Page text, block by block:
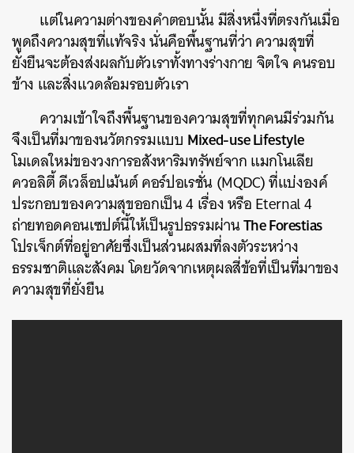
แต่ในความต่างของคำตอบนั้น มีสิ่งหนึ่งที่ตรงกันเมื่อ
พูดถึงความสุขที่แท้จริง นั่นคือพื้นฐานที่ว่า ความสุขที่
ยั่งยืนจะต้องส่งผลกับตัวเราทั้งทางร่างกาย จิตใจ คนรอบ
ข้าง และสิ่งแวดล้อมรอบตัวเรา
ความเข้าใจถึงพื้นฐานของความสุขที่ทุกคนมีร่วมกัน
จึงเป็นที่มาของนวัตกรรมแบบ Mixed-use Lifestyle
โมเดลใหม่ของวงการอสังหาริมทรัพย์จาก แมกโนเลีย
ควอลิตี้ ดีเวล็อปเม้นต์ คอร์ปอเรชั่น (MQDC) ที่แบ่งองค์
ประกอบของความสุขออกเป็น 4 เรื่อง หรือ Eternal 4
ถ่ายทอดคอนเซปต์นี้ให้เป็นรูปธรรมผ่านThe Forestias
โปรเจ็กต์ที่อยู่อาศัยซึ่งเป็นส่วนผสมที่ลงตัวระหว่าง
ธรรมชาติและสังคม โดยวัดจากเหตุผลสี่ข้อที่เป็นที่มาของ
ความสุขที่ยั่งยืน